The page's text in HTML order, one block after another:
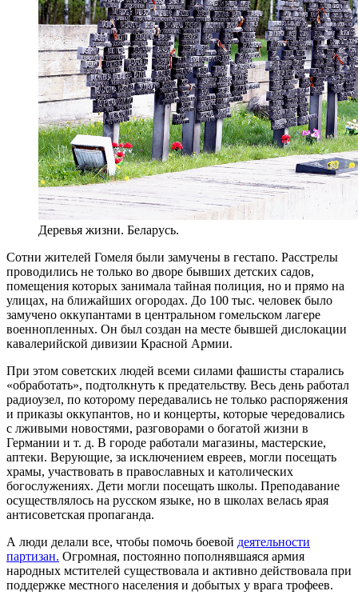
Деревья жизни. Беларусь.
Сотни жителей Гомеля были замучены в гестапо. Расстрелы
проводились не только во дворе бывших детских садов,
помещения которых занимала тайная полиция, но и прямо на
ули­цах, на ближайших огородах. До 100 тыс. человек было
замучено оккупантами в центральном гомельском лагере
военнопленных. Он был создан на месте бывшей дислокации
кавалерийской дивизии Красной Армии.
При этом советских людей всеми силами фашисты старались
«обработать», подтолкнуть к предательству. Весь день рабо­тал
радиоузел, по которому передавались не только распоряжения
и приказы оккупантов, но и концерты, которые чередовались
с лживы­ми новостями, разговорами о богатой жизни в
Германии и т. д. В городе работали магазины, мастерские,
аптеки. Верующие, за исключением евреев, могли посещать
храмы, участвовать в право­славных и католических
богослужениях. Дети могли посещать шко­лы. Преподавание
осуществлялось на русском языке, но в школах велась ярая
антисоветская пропаганда.
А люди делали все, чтобы помочь боевой деятельности
партизан. Огромная, постоянно пополнявшаяся армия
народных мстителей существовала и активно действовала при
поддержке местного населения и добытых у врага трофеев.